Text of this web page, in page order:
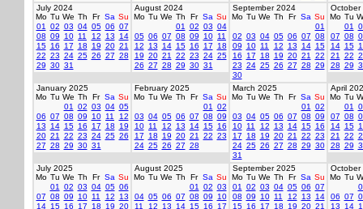
July 2024
Mo Tu We Th Fr Sa Su
01
02 03 04 05 06 07
08 09 10 11 12 13
14
15 16 17 18 19 20 21
22 23 24 25 26 27 28
29 30 31
August 2024
Mo Tu We Th Fr Sa Su
01
02 03 04
05 06 07 08 09 10 11
12
13 14 15 16 17
18
19 20 21 22 23 24 25
26 27 28 29 30 31
September 2024
Mo Tu We Th Fr Sa Su
01
02 03 04 05 06 07 08
09
10 11 12 13 14 15
16
17 18 19 20 21
22
23 24 25 26 27 28 29
30
October
Mo Tu
01
07 08
14 15
21
22
28 29
January 2025
Mo Tu We Th Fr Sa Su
01
02 03 04 05
06 07 08 09 10 11
12
13
14 15 16 17 18
19
20 21 22 23 24 25 26
27 28 29 30 31
February 2025
Mo Tu We Th Fr Sa Su
01
02
03 04 05 06 07 08 09
10 11 12 13 14 15 16
17
18 19 20 21 22 23
24 25 26 27 28
March 2025
Mo Tu We Th Fr Sa Su
01
02
03 04 05 06 07 08 09
10 11 12 13 14 15 16
17
18 19 20 21 22 23
24 25 26 27 28 29 30
31
April
Mo Tu
01
07 08
14 15
21
22
28 29
July 2025
Mo Tu We Th Fr Sa Su
01
02 03 04 05 06
07 08 09 10 11 12
13
14 15 16 17 18 19 20
August 2025
Mo Tu We Th Fr Sa Su
01
02 03
04 05 06 07 08 09
10
11
12 13 14 15 16 17
September 2025
Mo Tu We Th Fr Sa Su
01
02 03 04 05 06 07
08 09 10 11 12 13
14
15 16 17 18 19 20 21
October
Mo Tu
06 07
13
14